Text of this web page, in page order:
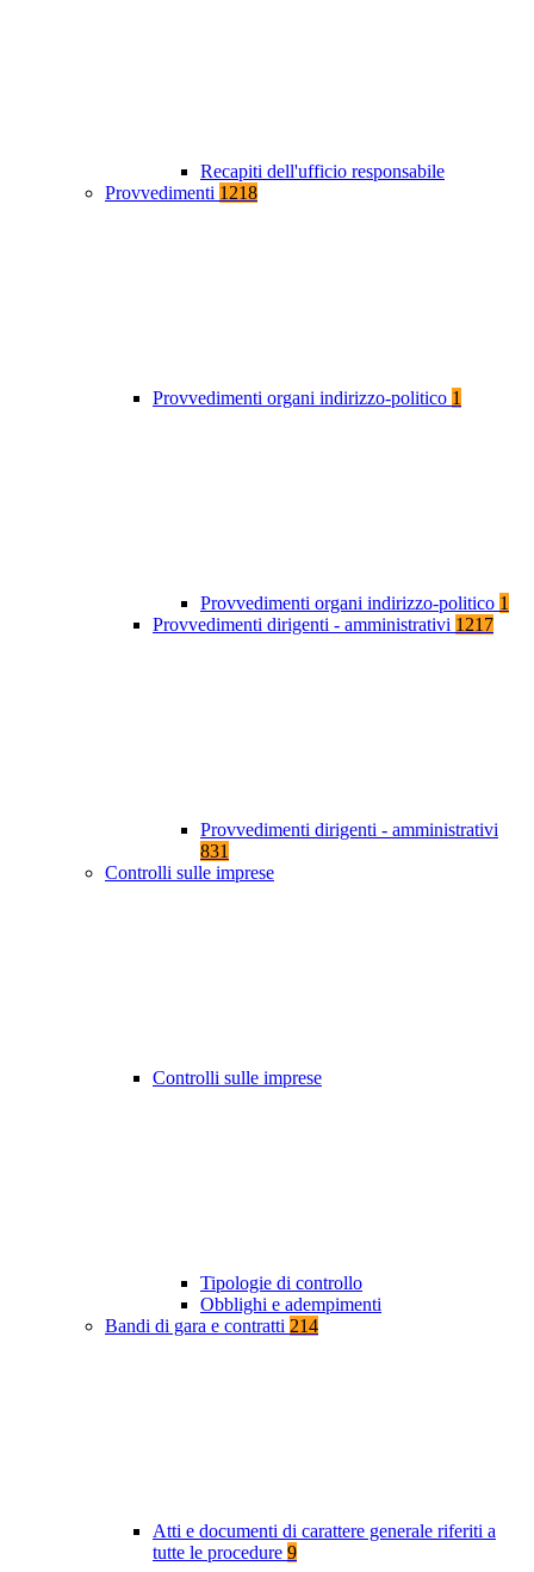
Recapiti dell'ufficio responsabile
Provvedimenti 1218
Provvedimenti organi indirizzo-politico 1
Provvedimenti organi indirizzo-politico 1
Provvedimenti dirigenti - amministrativi 1217
Provvedimenti dirigenti - amministrativi
831
Controlli sulle imprese
Controlli sulle imprese
Tipologie di controllo
Obblighi e adempimenti
Bandi di gara e contratti 214
Atti e documenti di carattere generale riferiti a
tutte le procedure 9